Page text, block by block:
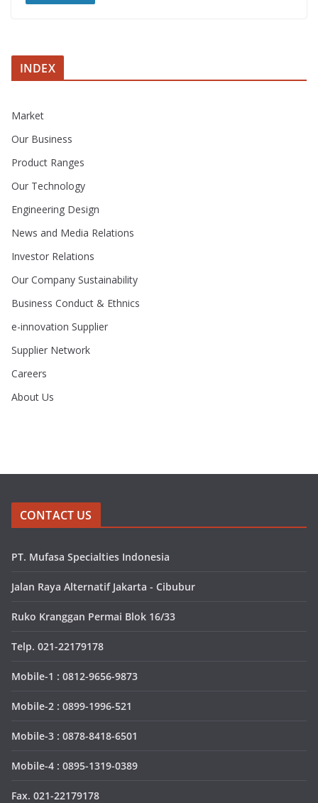
INDEX
Market
Our Business
Product Ranges
Our Technology
Engineering Design
News and Media Relations
Investor Relations
Our Company Sustainability
Business Conduct & Ethnics
e-innovation Supplier
Supplier Network
Careers
About Us
CONTACT US
PT. Mufasa Specialties Indonesia
Jalan Raya Alternatif Jakarta - Cibubur
Ruko Kranggan Permai Blok 16/33
Telp. 021-22179178
Mobile-1 : 0812-9656-9873
Mobile-2 : 0899-1996-521
Mobile-3 : 0878-8418-6501
Mobile-4 : 0895-1319-0389
Fax. 021-22179178